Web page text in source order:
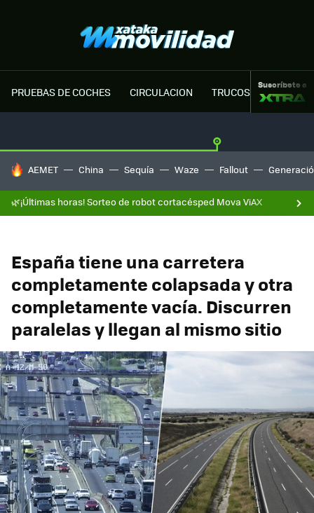
PRUEBAS DE COCHES CIRCULACION TRUCOS MOTOR
Suscríbete a
HOY SE HABLA DE
AEMET China Sequía Waze Fallout
🌿¡Últimas horas! Sorteo de robot cortacésped Mova ViAX
España tiene una carretera
completamente colapsada y otra
completamente vacía. Discurren
paralelas y llegan al mismo sitio